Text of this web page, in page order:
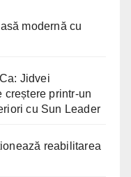
modernă cu
Jidvei
creștere printr-un
cu Sun Leader
reabilitarea